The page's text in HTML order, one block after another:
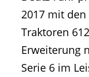
2017 mit
Traktoren
Erweiterung
Serie 6 im